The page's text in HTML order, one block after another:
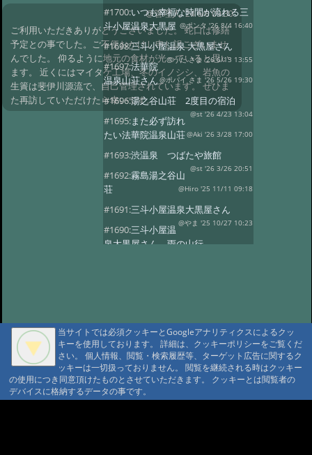
@管理人'24 6/8 09:30
ご利用いただきありがとうございました。 蛇口は修繕
予定との事でした。ご不便おかけし申し訳ございませ
んでした。 仰るように地元の食材が光っていると思い
ます。 近くにはマイタケ工場、冬のイノシシ、岩魚の
生簀は斐伊川源流で、自己管理されています。 ぜひま
た再訪していただけたら幸いです。
#1700:いつも幸福な時間が流れる三
斗小屋温泉大黒屋 @ポンタ '26 8/4 16:40
#1698:三斗小屋温泉 大黒屋さん
@うた さま '26 6/13 13:55
#1697:法華院
温泉山荘さん @ポパイ さま '26 5/26 19:30
#1696:湯之谷山荘 2度目の宿泊
@st '26 4/23 13:04
#1695:また必ず訪れ
たい法華院温泉山荘@Aki '26 3/28 17:00
#1693:渋温泉 つばたや旅館
@st '26 3/26 20:51
#1692:霧島湯之谷山
荘
@Hiro '25 11/11 09:18
#1691:三斗小屋温泉大黒屋さん
@やま '25 10/27 10:23
#1690:三斗小屋温
泉大黒屋さん 雨の山行
#1686:何度でも行きたい宿 三斗小屋
温泉大黒屋
@府中のぼる '25 10/17 08:55
#1685:最高のお風呂 三斗小屋温泉大
黒屋
@Naotan '25 10/12 09:11
#1684:お湯良し、ご飯良し、人良し
当サイトでは必須クッキーとGoogleアナリティクスによるクッ
キーを使用しております。 詳細は、クッキーポリシーをご覧くだ
さい。 個人情報、閲覧・検索履歴等、ターゲット広告に関するク
ッキーは一切扱っておりません。 閲覧を継続される時はクッキー
の使用につき同意頂けたものとさせていただきます。 クッキーとは閲覧者の
デバイスに格納するデータの事です。